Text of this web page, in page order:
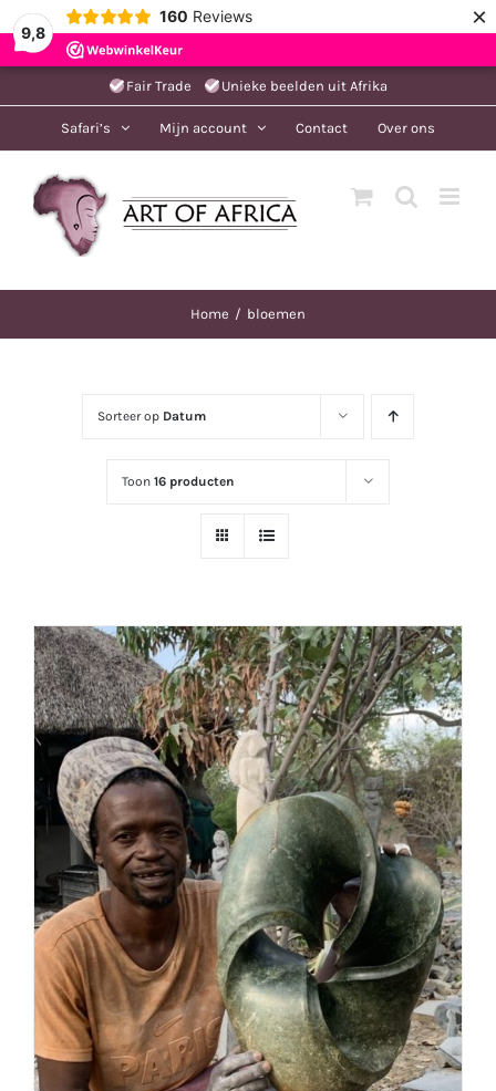
9,8
160 Reviews ×
naar
Fair Trade Unieke beelden uit Afrika
Safari’s Mijn account Contact Over ons
Home bloemen
Sorteer op Datum
Toon16 producten